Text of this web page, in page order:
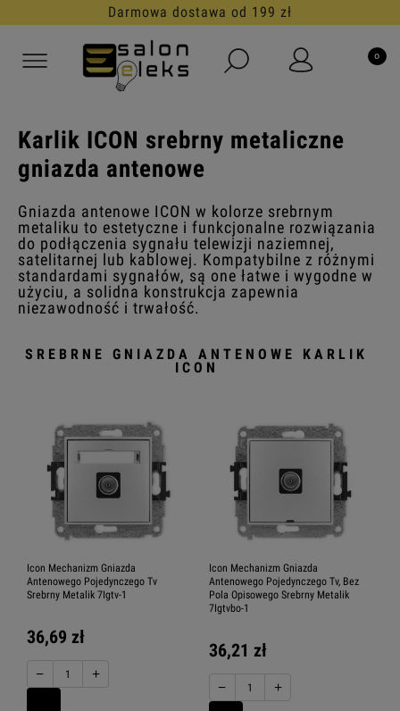
30 dni na darmowy zwrot
Karlik ICON srebrny metaliczne
gniazda antenowe
Gniazda antenowe ICON w kolorze srebrnym
metaliku to estetyczne i funkcjonalne rozwiązania
do podłączenia sygnału telewizji naziemnej,
satelitarnej lub kablowej. Kompatybilne z różnymi
standardami sygnałów, są one łatwe i wygodne w
użyciu, a solidna konstrukcja zapewnia
niezawodność i trwałość.
SREBRNE GNIAZDA ANTENOWE KARLIK
ICON
Icon Mechanizm Gniazda
Antenowego Pojedynczego Tv
Srebrny Metalik 7Igtv-1
36,69 zł
− +
Icon Mechanizm Gniazda
Antenowego Pojedynczego Tv, Bez
Pola Opisowego Srebrny Metalik
7Igtvbo-1
36,21 zł
− +